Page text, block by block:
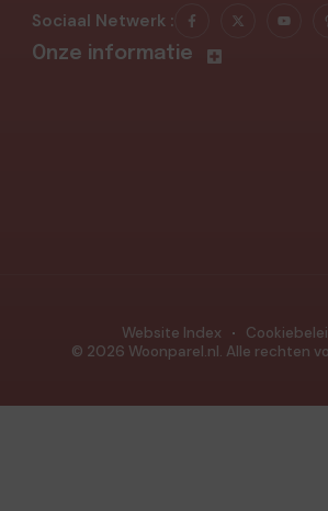
Sociaal Netwerk :
Onze informatie
© 2026 Woonparel.nl. Alle rechten
Website Index